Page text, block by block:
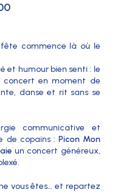
commence là où le
et humour bien senti : le
concert en moment de
danse et rit sans se
communicative et
de copains : Picon Mon
un concert généreux,
vous êtes… et repartez